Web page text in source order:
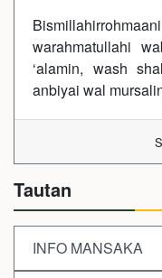
warahmatullahi
‘alamin, wash
anbiyai wal
Tautan
INFO MANSAKA